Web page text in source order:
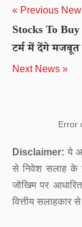
« Previous
Stocks To
टर्म में देंगे मजबूत
Next News »
Error
Disclaimer: ये
से निवेश सलाह के
जोखिम पर
वित्तीय सलाहकार